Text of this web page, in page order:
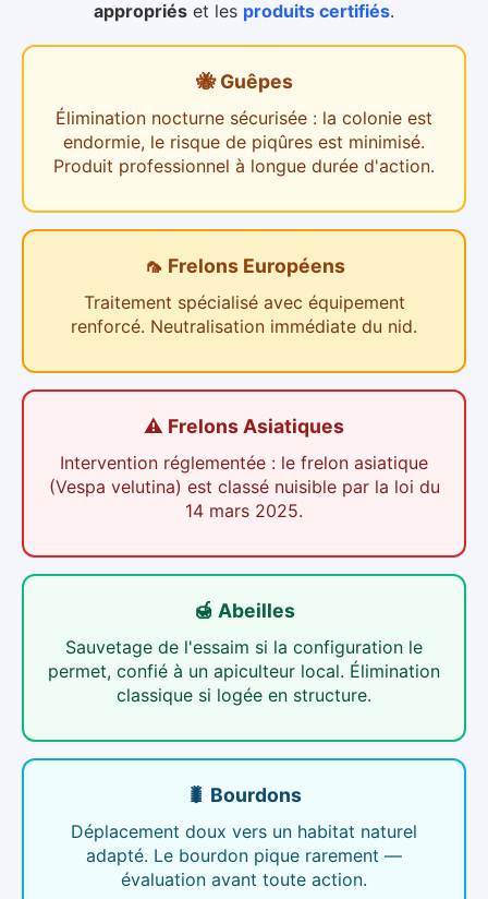
appropriés et les produits certifiés.
🐝 Guêpes
Élimination nocturne sécurisée : la colonie est
endormie, le risque de piqûres est minimisé.
Produit professionnel à longue durée d'action.
🦟 Frelons Européens
Traitement spécialisé avec équipement
renforcé. Neutralisation immédiate du nid.
⚠️ Frelons Asiatiques
Intervention réglementée : le frelon asiatique
(Vespa velutina) est classé nuisible par la loi du
14 mars 2025.
🍯 Abeilles
Sauvetage de l'essaim si la configuration le
permet, confié à un apiculteur local. Élimination
classique si logée en structure.
🐛 Bourdons
Déplacement doux vers un habitat naturel
adapté. Le bourdon pique rarement —
évaluation avant toute action.